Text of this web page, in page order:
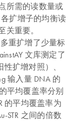
所需的读数量或
各扩增子的均衡读
重要。
多重扩增了少量标
文库测定了
扩增对照）、
输入量 DNA 的
平均覆盖率分别
的平均覆盖率为
STR 之间的倍数